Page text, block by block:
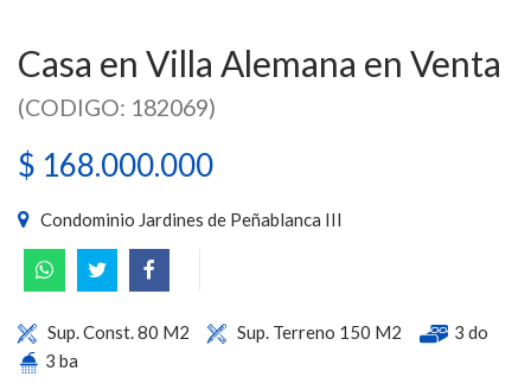
Casa en Villa Alemana en Venta
(CODIGO: 182069)
$ 168.000.000
Condominio Jardines de Peñablanca III
Sup. Const. 80 M2 Sup. Terreno 150 M2
3 do
3 ba